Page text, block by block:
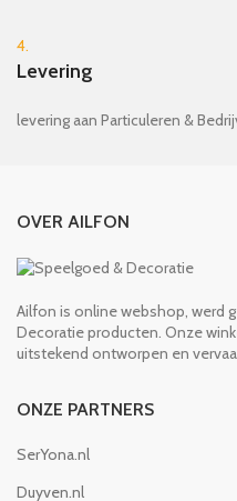
4.
Levering
levering aan Particuleren &
OVER AILFON
Ailfon is online webshop, werd
Decoratie producten. Onze
uitstekend ontworpen en
ONZE PARTNERS
SerYona.nl
Duyven.nl